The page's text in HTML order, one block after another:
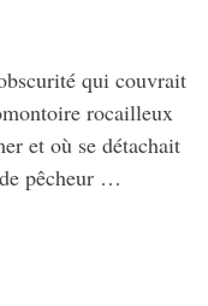
qui couvrait
rocailleux
et où se détachait
pêcheur …